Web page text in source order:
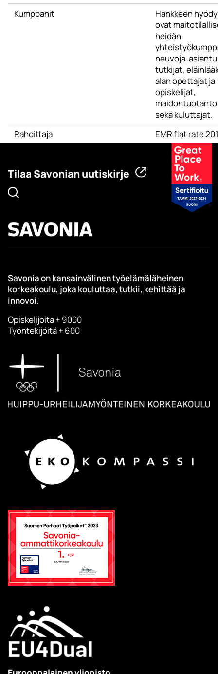
Kumppanit
Hankkeen
ovat
heidän
neuvoja-
tutkijat,
alan opettajat ja
opiskelijat,
sekä kuluttajat.
Rahoittaja
EMR flat rate
Tilaa Savonian uutiskirje
Savonia on kansainvälinen työelämäläheinen
korkeakoulu, joka kouluttaa, tutkii, kehittää ja
innovoi.
Opiskelijoita + 9000
Työntekijöitä + 600